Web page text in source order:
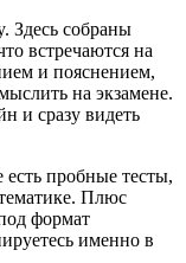
Здесь собраны
встречаются на
и пояснением,
на экзамене.
и сразу видеть
пробные тесты,
Плюс
формат
именно в